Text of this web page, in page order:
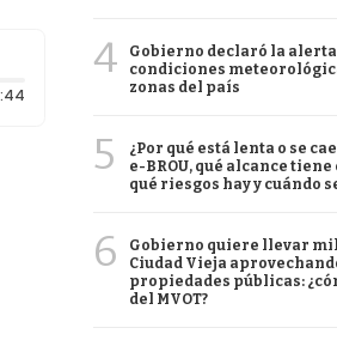
Duración: 44 segundos
4
Gobierno declaró la
condiciones
zonas del país
5
¿Por qué está lenta o se
e-BROU, qué alcance
qué riesgos hay y cuándo
6
Gobierno quiere llevar
Ciudad Vieja
propiedades públicas:
del MVOT?